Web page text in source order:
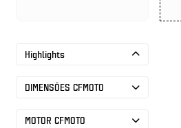
Highlights
DIMENSÕES CFMOTO
MOTOR CFMOTO